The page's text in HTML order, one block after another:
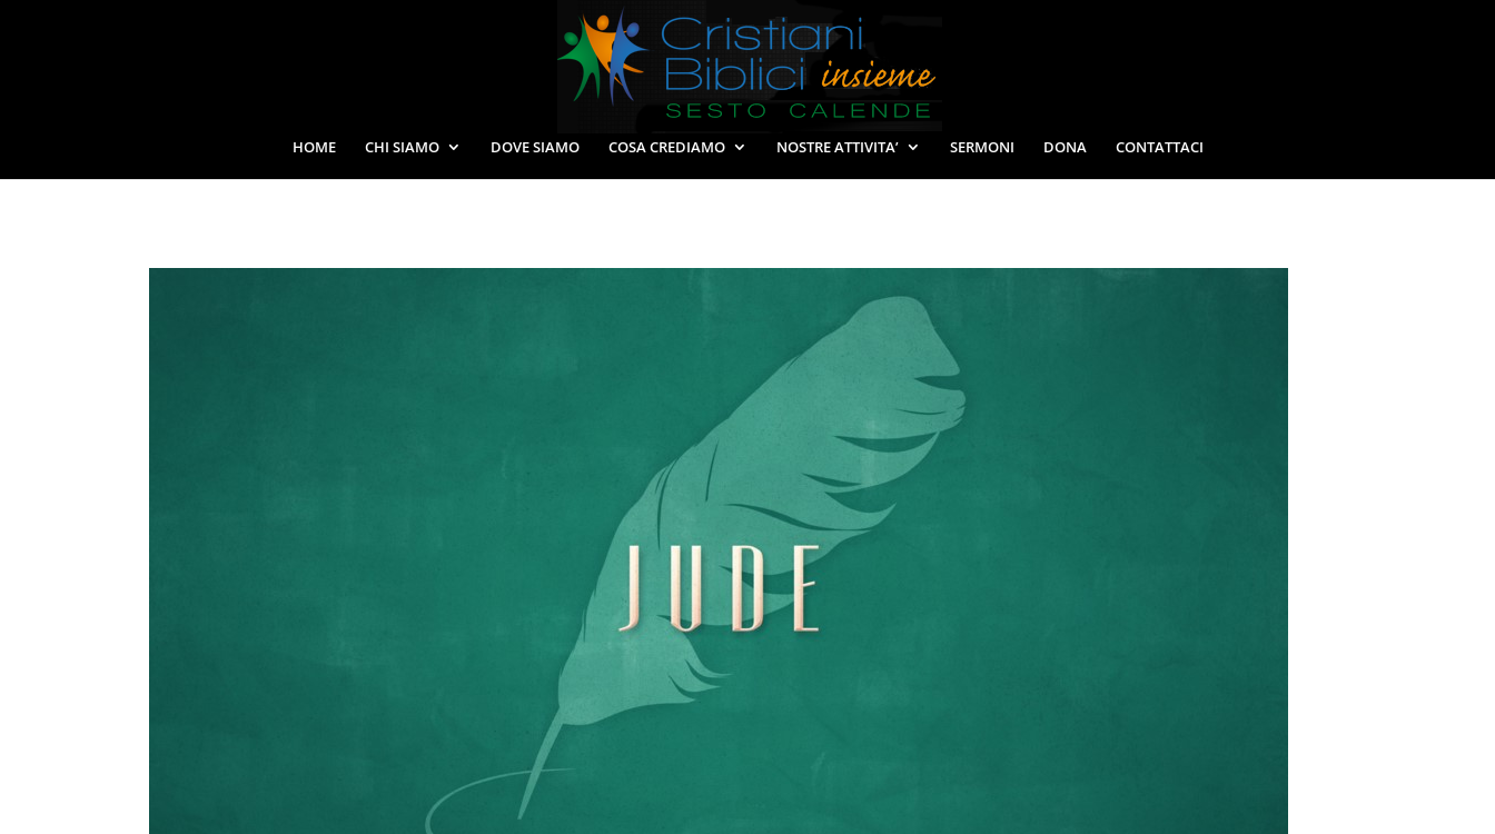
HOME CHI SIAMO DOVE SIAMO COSA CREDIAMO NOSTRE ATTIVITA’ SERMONI DONA CONTATTACI